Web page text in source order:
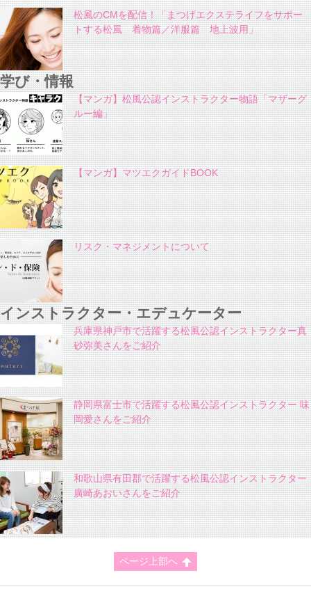
松風のCMを配信！「まつげエクステライフをサポー
トする松風 着物篇／洋服篇 地上波用」
学び・情報
【マンガ】松風公認インストラクター物語「マザーグ
ルー編」
【マンガ】マツエクガイドBOOK
リスク・マネジメントについて
インストラクター・エデュケーター
兵庫県神戸市で活躍する松風公認インストラクター真
砂弥美さんをご紹介
静岡県富士市で活躍する松風公認インストラクター 味
岡愛さんをご紹介
和歌山県有田郡で活躍する松風公認インストラクター
廣崎あおいさんをご紹介
ページ上部へ